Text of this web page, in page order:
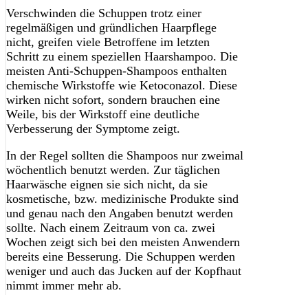
Verschwinden die Schuppen trotz einer
regelmäßigen und gründlichen Haarpflege
nicht, greifen viele Betroffene im letzten
Schritt zu einem speziellen Haarshampoo. Die
meisten Anti-Schuppen-Shampoos enthalten
chemische Wirkstoffe wie Ketoconazol. Diese
wirken nicht sofort, sondern brauchen eine
Weile, bis der Wirkstoff eine deutliche
Verbesserung der Symptome zeigt.
In der Regel sollten die Shampoos nur zweimal
wöchentlich benutzt werden. Zur täglichen
Haarwäsche eignen sie sich nicht, da sie
kosmetische, bzw. medizinische Produkte sind
und genau nach den Angaben benutzt werden
sollte. Nach einem Zeitraum von ca. zwei
Wochen zeigt sich bei den meisten Anwendern
bereits eine Besserung. Die Schuppen werden
weniger und auch das Jucken auf der Kopfhaut
nimmt immer mehr ab.